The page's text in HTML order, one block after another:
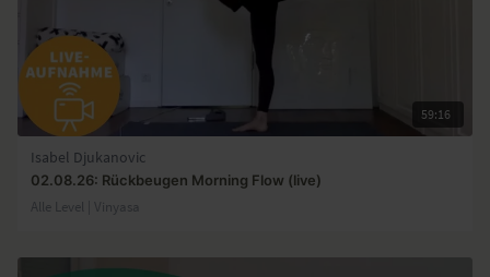
59:16
Isabel Djukanovic
02.08.26: Rückbeugen Morning Flow (live)
Alle Level | Vinyasa